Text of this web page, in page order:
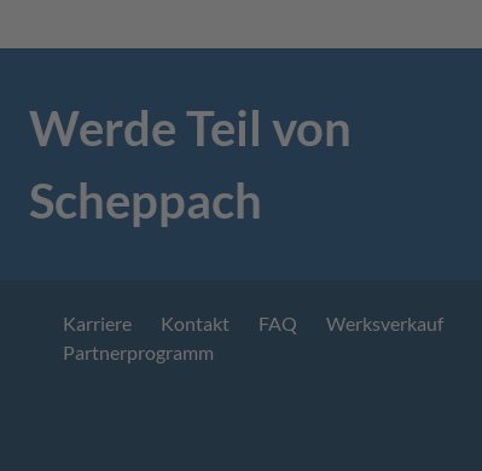
Werde Teil von
Scheppach
Karriere Kontakt FAQ
Werksverkauf
Partnerprogramm